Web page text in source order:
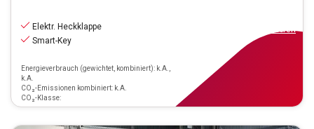
Elektr. Heckklappe
Smart-Key
Energieverbrauch (gewichtet, kombiniert): k.A.,
k.A.
CO₂-Emissionen kombiniert: k.A.
CO₂-Klasse:
finanzieren